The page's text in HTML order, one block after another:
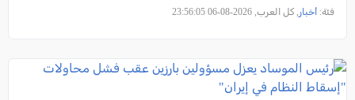
فئة: أخبار , كل العرب, 2026-08-06 23:56:05